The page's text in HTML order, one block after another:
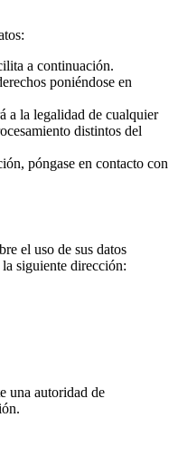
a continuación.
poniéndose en
a la legalidad de cualquier
distintos del
póngase en contacto con
el uso de sus datos
siguiente dirección:
una autoridad de